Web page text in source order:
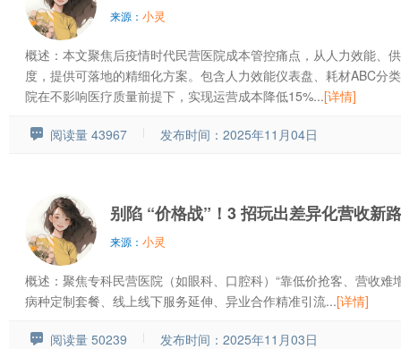
来源： 小灵
概述：本文聚焦后疫情时代民营医院成本管控痛点，从人力效能、
度，提供可落地的精细化方案。包含人力效能仪表盘、耗材ABC分
院在不影响医疗质量前提下，实现运营成本降低15%...[详情]
阅读量 43967 发布时间：2025年11月04日
别陷 “价格战”！3 招玩出差异化营收新
来源： 小灵
概述：聚焦专科民营医院（如眼科、口腔科）“靠低价抢客、营收难
病种定制套餐、线上线下服务延伸、异业合作精准引流...[详情]
阅读量 50239 发布时间：2025年11月03日